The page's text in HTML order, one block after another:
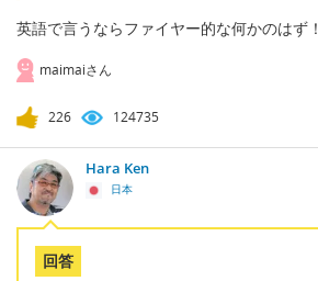
英語で言うならファイヤー的な何かのはず！
maimaiさん
226 124735
Hara Ken
日本
回答